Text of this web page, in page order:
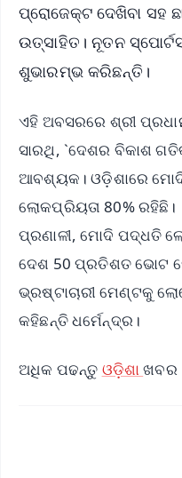
ପ୍ରୋଜେକ୍ଟ ଦେଖିବା ସହ
ଉତ୍ସାହିତ। ନୂତନ
ଶୁଭାରମ୍ଭ କରିଛନ୍ତି।
ଏହି ଅବସରରେ ଶ୍ରୀ
ସାରଥି, `ଦେଶର ବିକାଶ
ଆବଶ୍ୟକ। ଓଡ଼ିଶାରେ
ଲୋକପ୍ରିୟତା 80%
ପ୍ରଣାଳୀ, ମୋଦି ପଦ୍ଧତି
ଦେଶ 50 ପ୍ରତିଶତ ଭୋଟ
ଭ୍ରଷ୍ଟାଚାରୀ ମେଣ୍ଟକୁ
କହିଛନ୍ତି ଧର୍ମେନ୍ଦ୍ର।
ଅଧିକ ପଢନ୍ତୁ ଓଡ଼ିଶାଖବର